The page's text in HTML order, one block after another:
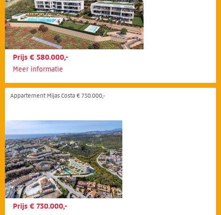
Prijs € 580.000,-
Meer informatie
Appartement Mijas Costa € 730.000,-
Prijs € 730.000,-